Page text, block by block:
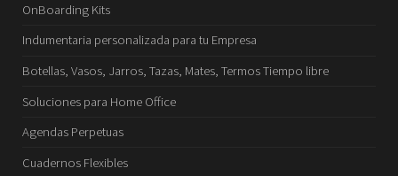
OnBoarding Kits
Indumentaria personalizada para tu Empresa
Botellas, Vasos, Jarros, Tazas, Mates, Termos Tiempo libre
Soluciones para Home Office
Agendas Perpetuas
Cuadernos Flexibles